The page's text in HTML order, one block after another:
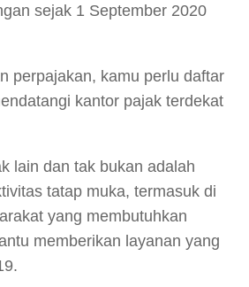
sejak 1 September 2020
perpajakan, kamu perlu daftar
kantor pajak terdekat
lain dan tak bukan adalah
tatap muka, termasuk di
yang membutuhkan
memberikan layanan yang